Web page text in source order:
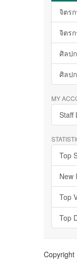
จิตร
จิตร
ศิลป
ศิลป
MY
Staff
Top
New
Top
Top